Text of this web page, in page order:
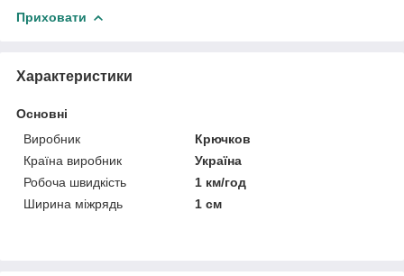
Приховати
Характеристики
Основні
Виробник
Крючков
Країна виробник
Україна
Робоча швидкість
1 км/год
Ширина міжрядь
1 см